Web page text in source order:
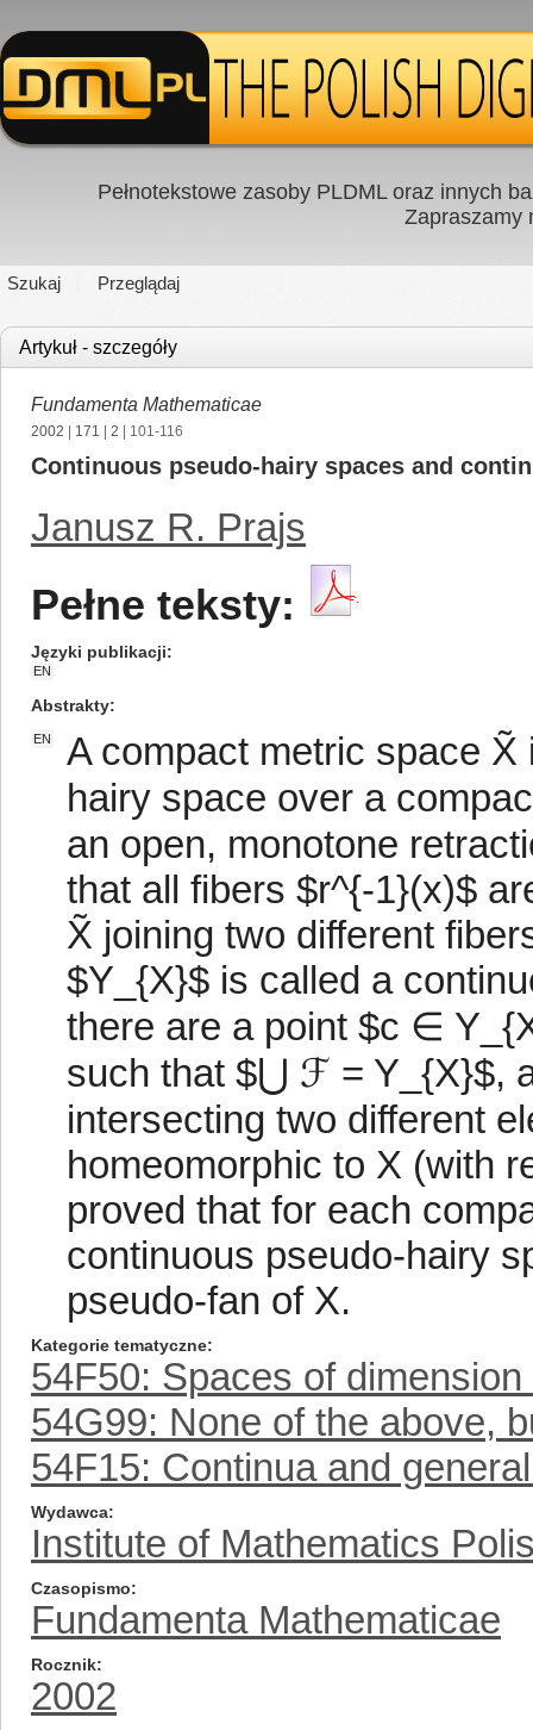
Pełnotekstowe zasoby PLDML oraz innych
Zapraszamy
Szukaj Przeglądaj
Artykuł - szczegóły
Fundamenta Mathematicae
2002 171 2 | 101-116
Continuous pseudo-hairy spaces and
Janusz R. Prajs
Pełne teksty:
Języki publikacji
EN
Abstrakty
EN
A compact metric space
hairy space over a
an open, monotone
that all fibers $r^{-1}(x)$
X̃ joining two different
$Y_{X}$ is called a
there are a point $c ∈
such that $⋃ ℱ = Y_{X}$,
intersecting two different
homeomorphic to X (with
proved that for each
continuous pseudo-hairy
pseudo-fan of X.
Kategorie tematyczne
54F50: Spaces of
54G99: None of the above,
54F15: Continua and
Wydawca
Institute of Mathematics
Czasopismo
Fundamenta Mathematicae
Rocznik
2002